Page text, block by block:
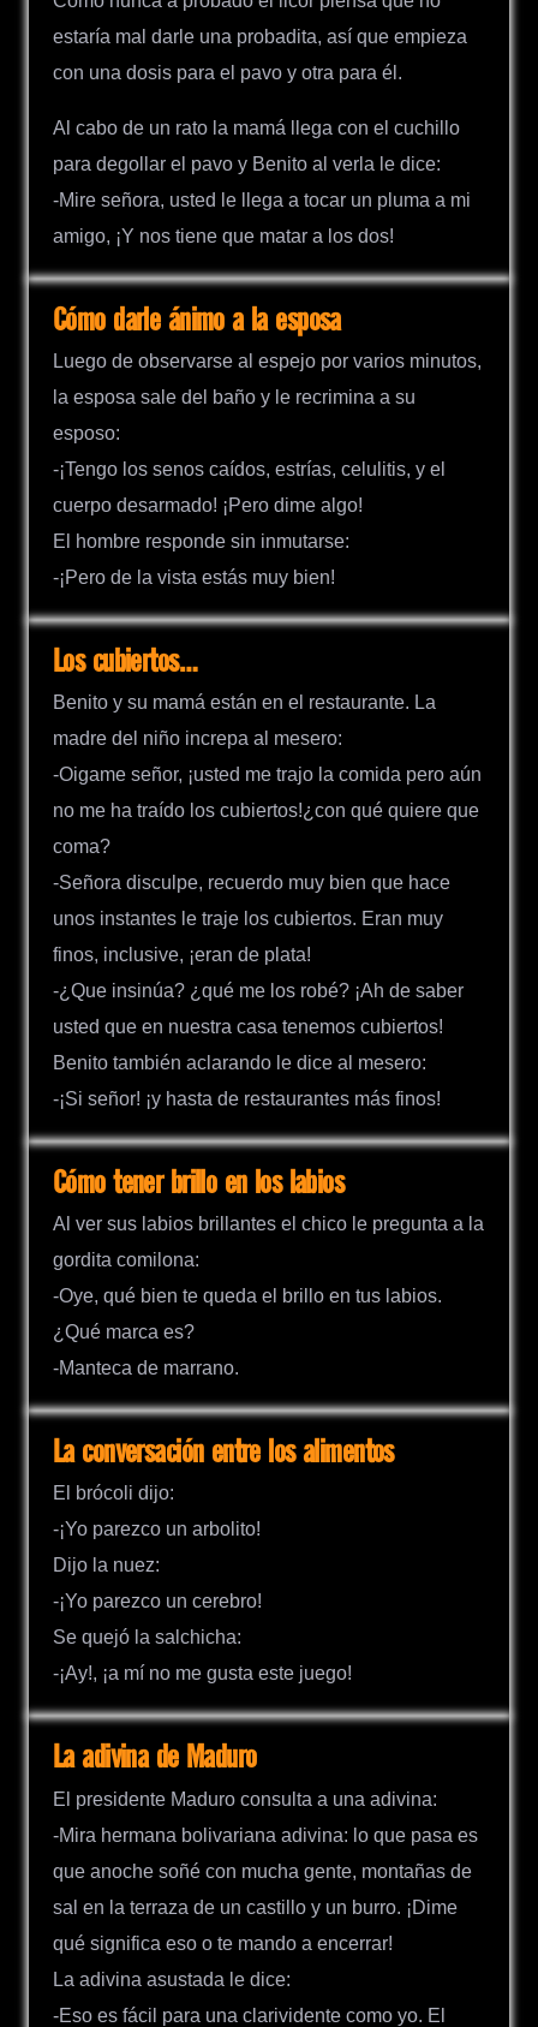
estaría mal darle una probadita, así que empieza
con una dosis para el pavo y otra para él.
Al cabo de un rato la mamá llega con el cuchillo
para degollar el pavo y Benito al verla le dice:
-Mire señora, usted le llega a tocar un pluma a mi
amigo, ¡Y nos tiene que matar a los dos!
Cómo darle ánimo a la esposa
Luego de observarse al espejo por varios minutos,
la esposa sale del baño y le recrimina a su
esposo:
-¡Tengo los senos caídos, estrías, celulitis, y el
cuerpo desarmado! ¡Pero dime algo!
El hombre responde sin inmutarse:
-¡Pero de la vista estás muy bien!
Los cubiertos…
Benito y su mamá están en el restaurante. La
madre del niño increpa al mesero:
-Oigame señor, ¡usted me trajo la comida pero aún
no me ha traído los cubiertos!¿con qué quiere que
coma?
-Señora disculpe, recuerdo muy bien que hace
unos instantes le traje los cubiertos. Eran muy
finos, inclusive, ¡eran de plata!
-¿Que insinúa? ¿qué me los robé? ¡Ah de saber
usted que en nuestra casa tenemos cubiertos!
Benito también aclarando le dice al mesero:
-¡Si señor! ¡y hasta de restaurantes más finos!
Cómo tener brillo en los labios
Al ver sus labios brillantes el chico le pregunta a la
gordita comilona:
-Oye, qué bien te queda el brillo en tus labios.
¿Qué marca es?
-Manteca de marrano.
La conversación entre los alimentos
El brócoli dijo:
-¡Yo parezco un arbolito!
Dijo la nuez:
-¡Yo parezco un cerebro!
Se quejó la salchicha:
-¡Ay!, ¡a mí no me gusta este juego!
La adivina de Maduro
El presidente Maduro consulta a una adivina:
-Mira hermana bolivariana adivina: lo que pasa es
que anoche soñé con mucha gente, montañas de
sal en la terraza de un castillo y un burro. ¡Dime
qué significa eso o te mando a encerrar!
La adivina asustada le dice:
-Eso es fácil para una clarividente como yo. El